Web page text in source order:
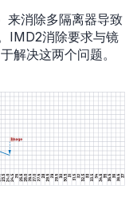
来消除多隔离器导致
IMD2消除要求与镜
解决这两个问题。